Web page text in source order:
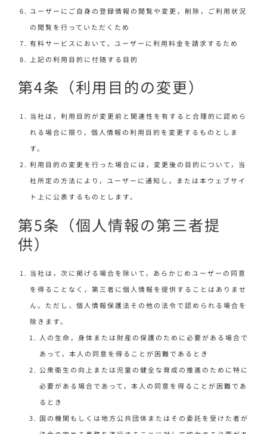
ユーザーにご自身の登録情報の閲覧や変更，削除，ご利用状況
の閲覧を行っていただくため
有料サービスにおいて，ユーザーに利用料金を請求するため
上記の利用目的に付随する目的
第4条（利用目的の変更）
当社は，利用目的が変更前と関連性を有すると合理的に認めら
れる場合に限り，個人情報の利用目的を変更するものとしま
す。
利用目的の変更を行った場合には，変更後の目的について，当
社所定の方法により，ユーザーに通知し，または本ウェブサイ
ト上に公表するものとします。
第5条（個人情報の第三者提
供）
当社は，次に掲げる場合を除いて，あらかじめユーザーの同意
を得ることなく，第三者に個人情報を提供することはありませ
ん。ただし，個人情報保護法その他の法令で認められる場合を
除きます。
人の生命，身体または財産の保護のために必要がある場合で
あって，本人の同意を得ることが困難であるとき
公衆衛生の向上または児童の健全な育成の推進のために特に
必要がある場合であって，本人の同意を得ることが困難であ
るとき
国の機関もしくは地方公共団体またはその委託を受けた者が